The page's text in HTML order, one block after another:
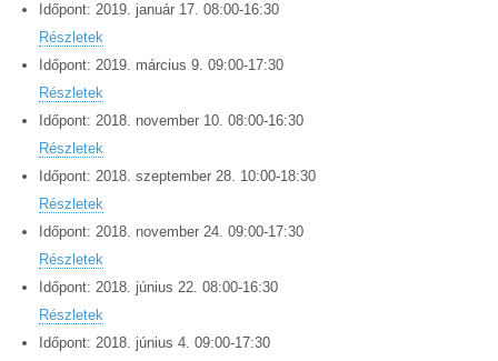
Időpont: 2019. január 17. 08:00-16:30
Részletek
Időpont: 2019. március 9. 09:00-17:30
Részletek
Időpont: 2018. november 10. 08:00-16:30
Részletek
Időpont: 2018. szeptember 28. 10:00-18:30
Részletek
Időpont: 2018. november 24. 09:00-17:30
Részletek
Időpont: 2018. június 22. 08:00-16:30
Részletek
Időpont: 2018. június 4. 09:00-17:30